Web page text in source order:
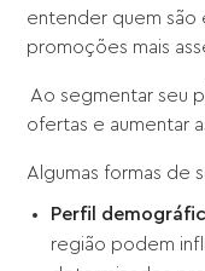
entender quem são
promoções mais
Ao segmentar seu
ofertas e aumentar
Algumas formas de
Perfil
região podem